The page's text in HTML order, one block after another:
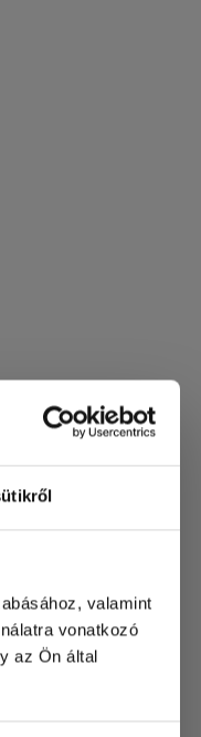
valamint
vonatkozó
az Ön által